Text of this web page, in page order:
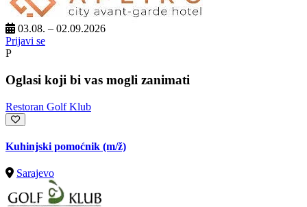
03.08. – 02.09.2026
Prijavi se
P
Oglasi koji bi vas mogli zanimati
Restoran Golf Klub
Kuhinjski pomoćnik (m/ž)
Sarajevo